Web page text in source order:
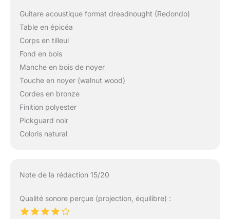
Guitare acoustique format dreadnought (Redondo)
Table en épicéa
Corps en tilleul
Fond en bois
Manche en bois de noyer
Touche en noyer (walnut wood)
Cordes en bronze
Finition polyester
Pickguard noir
Coloris natural
Note de la rédaction 15/20
Qualité sonore perçue (projection, équilibre) :